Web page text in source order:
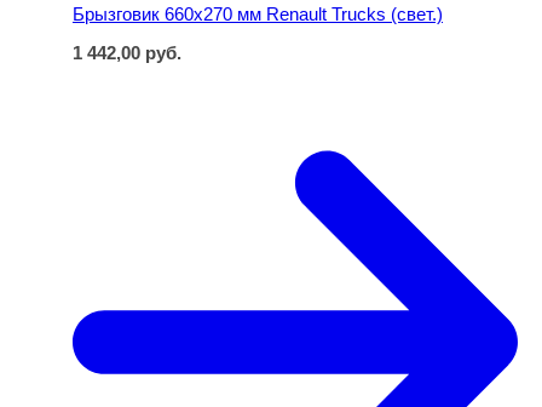
Брызговик 660х270 мм Renault Trucks (свет.)
1 442,00 руб.